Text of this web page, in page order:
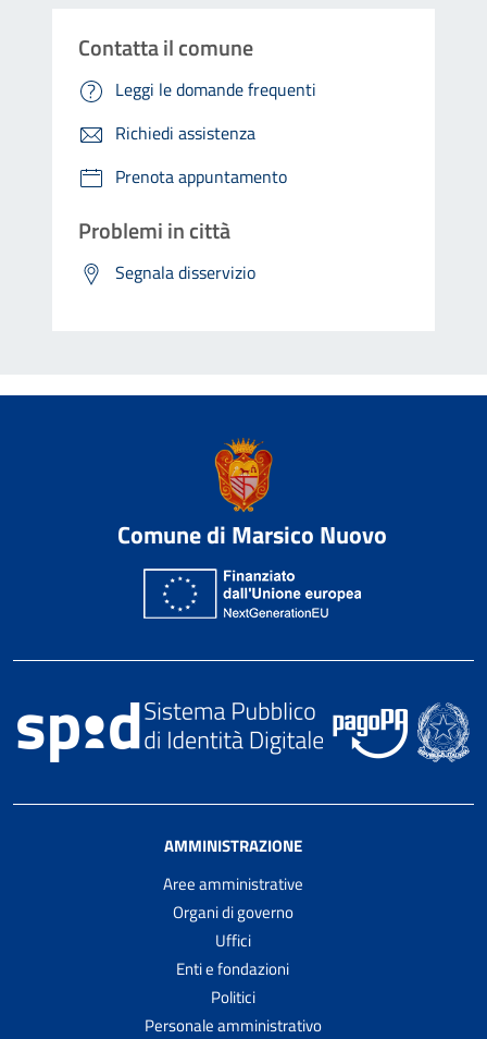
Contatta il comune
Leggi le domande frequenti
Richiedi assistenza
Prenota appuntamento
Problemi in città
Segnala disservizio
Comune di Marsico Nuovo
AMMINISTRAZIONE
Aree amministrative
Organi di governo
Uffici
Enti e fondazioni
Politici
Personale amministrativo